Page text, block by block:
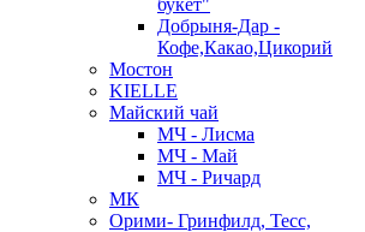
букет"
Добрыня-Дар -
Кофе,Какао,Цикорий
Мостон
KIELLE
Майский чай
МЧ - Лисма
МЧ - Май
МЧ - Ричард
МК
Орими- Гринфилд, Тесс,